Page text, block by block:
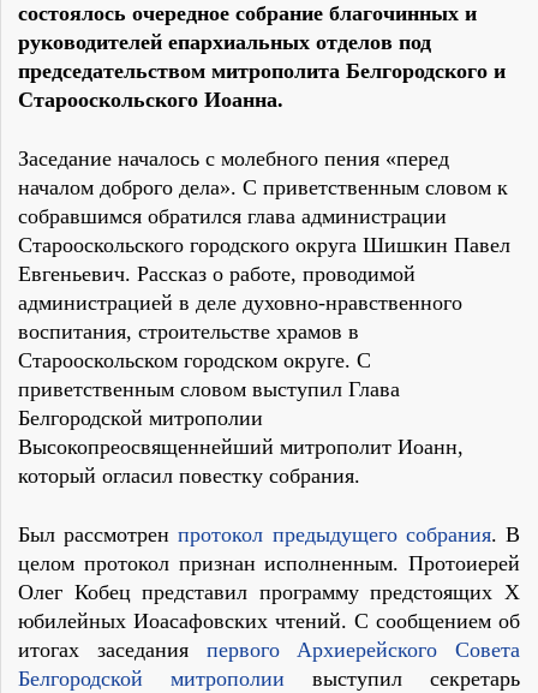
состоялось очередное собрание благочинных и
руководителей епархиальных отделов под
председательством митрополита Белгородского и
Старооскольского Иоанна.
Заседание началось с молебного пения «перед
началом доброго дела». C приветственным словом к
собравшимся обратился глава администрации
Старооскольского городского округа Шишкин Павел
Евгеньевич. Рассказ о работе, проводимой
администрацией в деле духовно-нравственного
воспитания, строительстве храмов в
Старооскольском городском округе. С
приветственным словом выступил Глава
Белгородской митрополии
Высокопреосвященнейший митрополит Иоанн,
который огласил повестку собрания.
Был рассмотренпротокол предыдущего собрания. В
целом протокол признан исполненным. Протоиерей
Олег Кобец представил программу предстоящих Х
юбилейных Иоасафовских чтений. С сообщением об
итогах заседания первого Архиерейского Совета
Белгородской митрополии выступил секретарь